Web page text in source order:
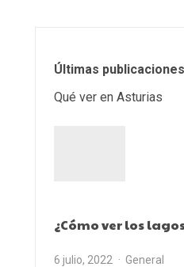
Últimas publicaciones
Qué ver en Asturias
¿Cómo ver los
6 julio, 2022 General